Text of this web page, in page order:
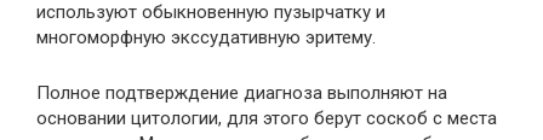
используют обыкновенную пузырчатку и
многоморфную экссудативную эритему.
Полное подтверждение диагноза выполняют на
основании цитологии, для этого берут соскоб с места